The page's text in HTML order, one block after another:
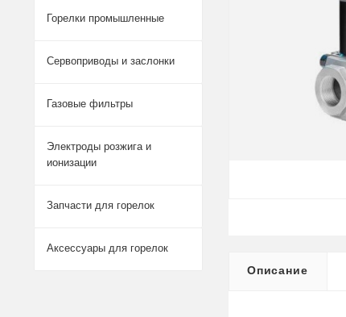
Описание
Горелки промышленные
Сервоприводы и заслонки
Газовые фильтры
Электроды розжига и
ионизации
Запчасти для горелок
Аксессуары для горелок